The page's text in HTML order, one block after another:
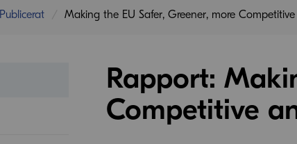
Publicerat Making the EU Safer, Greener, more
Rapport:
Competitive